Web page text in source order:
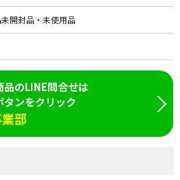
開封品・未使用品
品のLINE問合せは
タンをクリック
部